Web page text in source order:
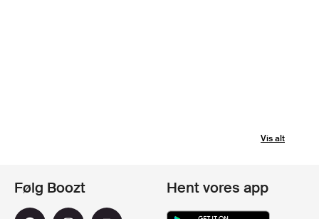
Vis alt
Følg Boozt Hent vores app